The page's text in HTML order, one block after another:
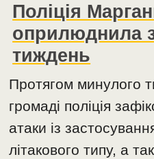
Поліція
оприлюднила
тиждень
Протягом минулого
громаді поліція
атаки із
літакового типу, а